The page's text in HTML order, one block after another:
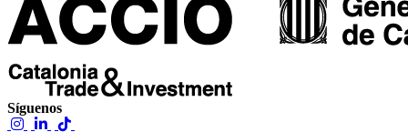
Síguenos